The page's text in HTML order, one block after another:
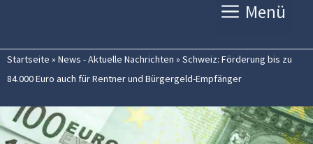
Menü
Startseite » News - Aktuelle Nachrichten » Schweiz: Förderung bis zu
84.000 Euro auch für Rentner und Bürgergeld-Empfänger